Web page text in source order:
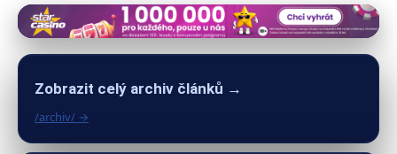
Zobrazit celý archiv článků →
/archiv/ →